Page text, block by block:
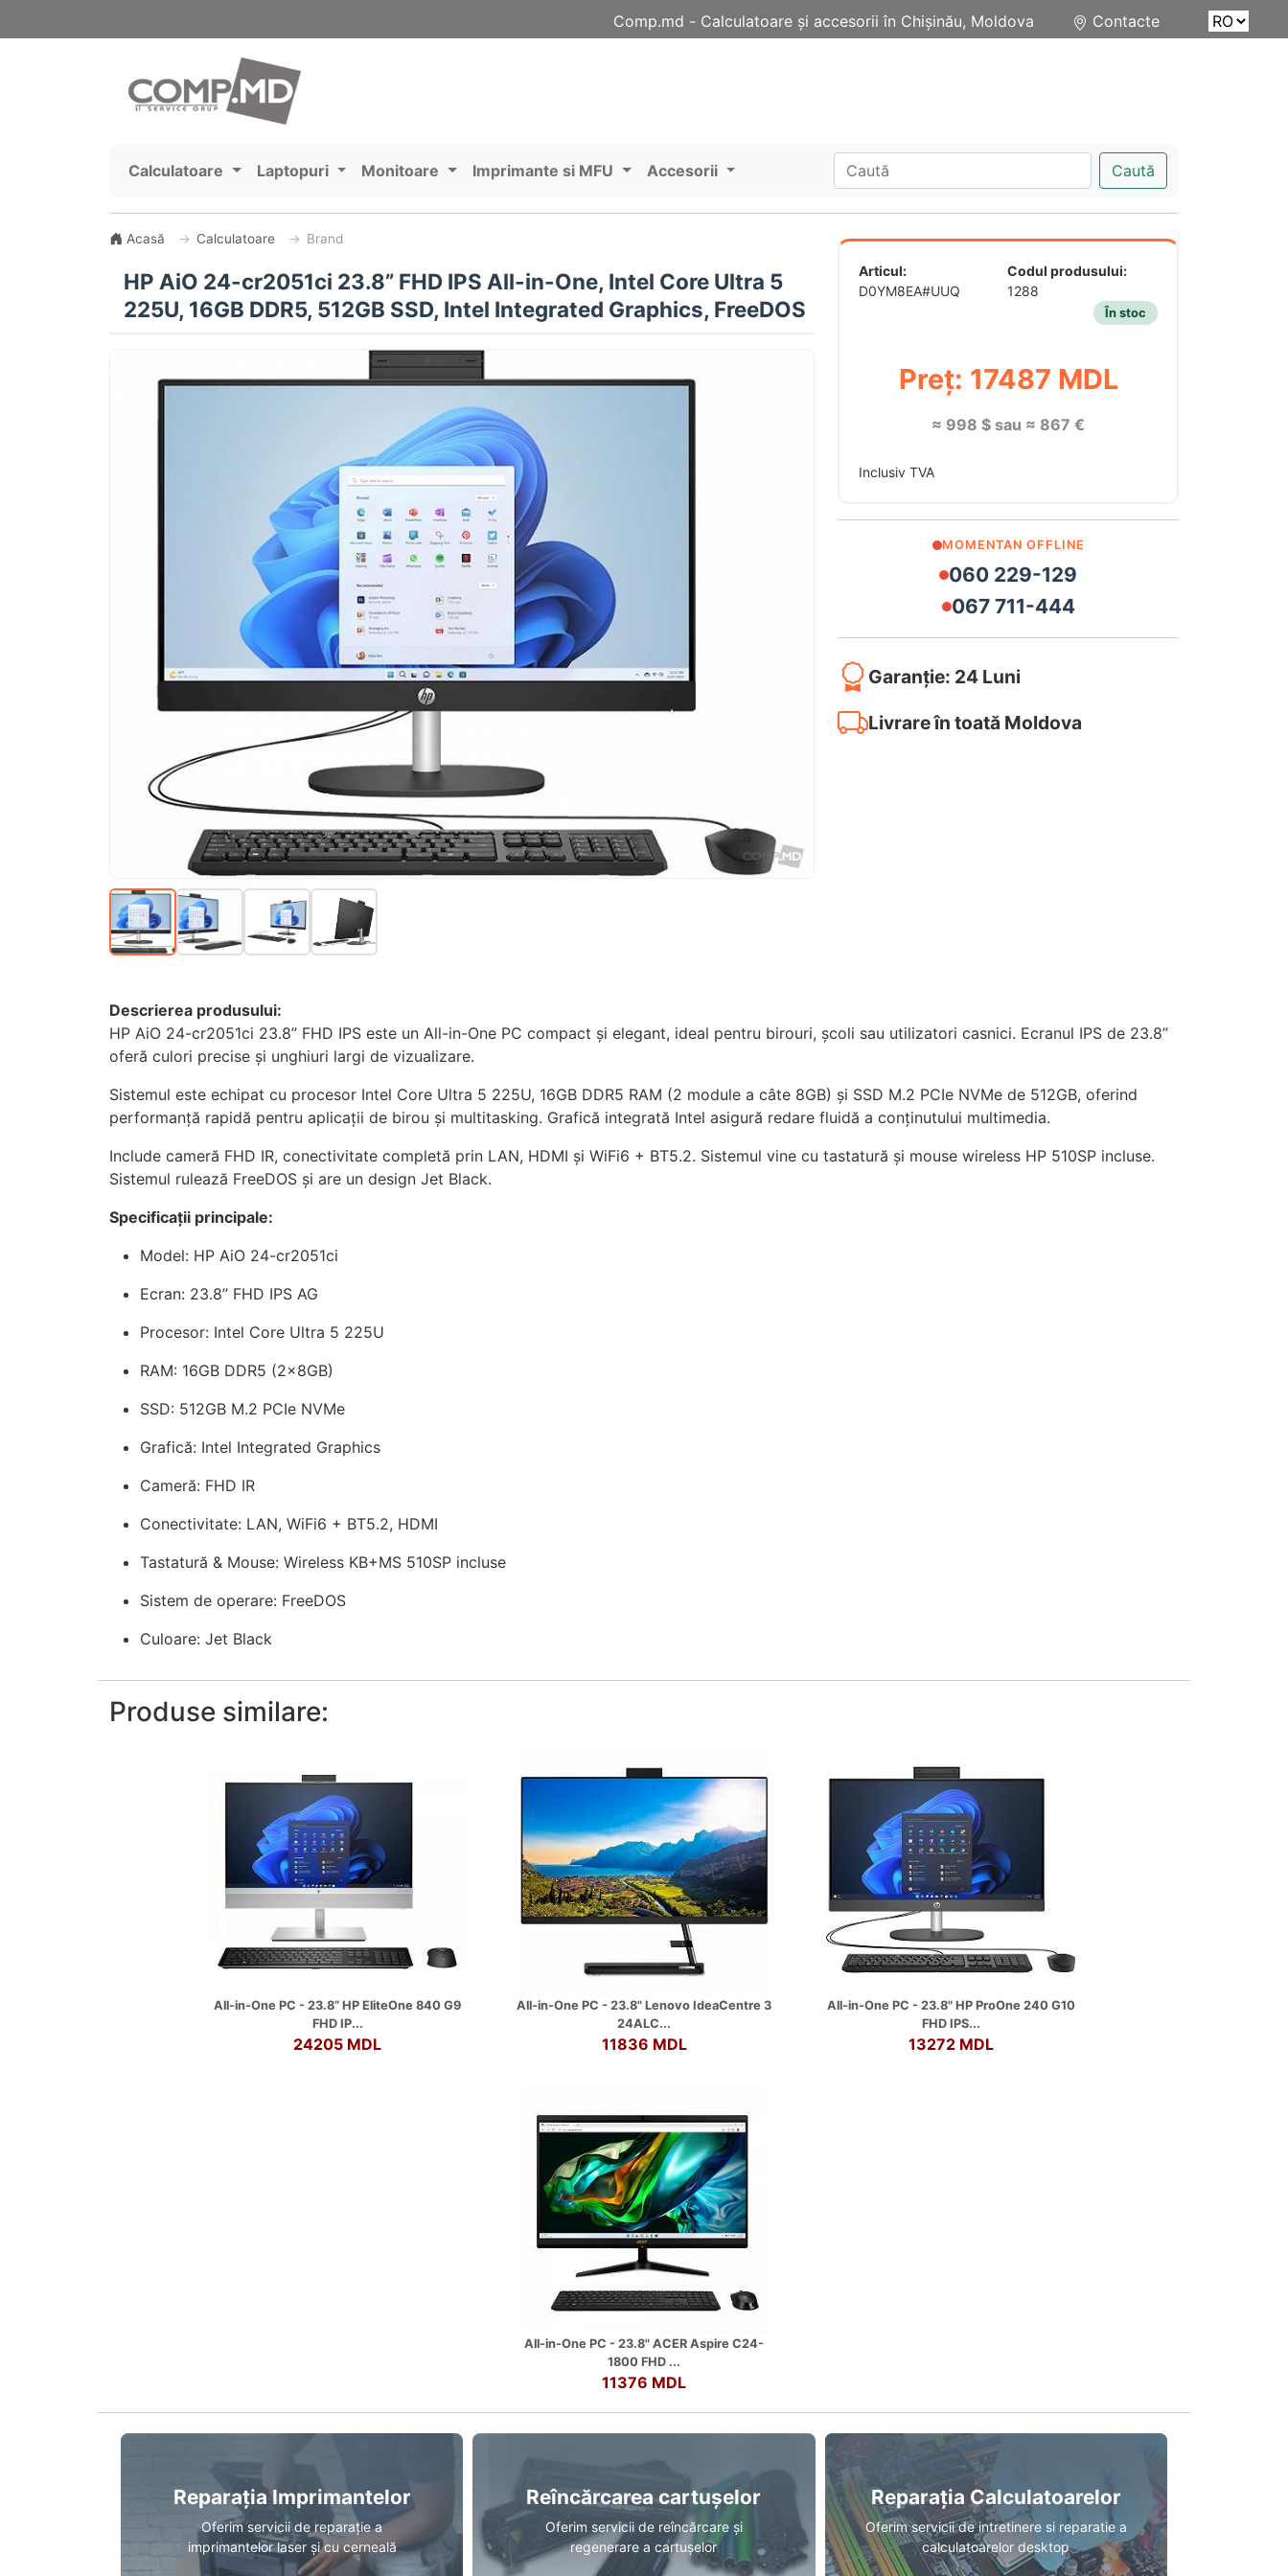
Contacte
Comp.md - Сalculatoare și accesorii în Chișinău, Moldova
Calculatoare Laptopuri Monitoare Imprimante si MFU Accesorii Caută
Acasă Calculatoare Brand
HP AiO 24-cr2051ci 23.8” FHD IPS All-in-One, Intel Core Ultra 5
225U, 16GB DDR5, 512GB SSD, Intel Integrated Graphics, FreeDOS
Articul:
D0YM8EA#UUQ
Codul produsului:
1288
În stoc
Preț: 17487 MDL
≈ 998 $ sau ≈ 867 €
Inclusiv TVA
MOMENTAN OFFLINE
060 229-129
067 711-444
Garanție: 24 Luni
Livrare în toată Moldova
Descrierea produsului:
HP AiO 24-cr2051ci 23.8” FHD IPS este un All-in-One PC compact și elegant, ideal pentru birouri, școli sau utilizatori casnici. Ecranul IPS de 23.8”
oferă culori precise și unghiuri largi de vizualizare.
Sistemul este echipat cu procesor Intel Core Ultra 5 225U, 16GB DDR5 RAM (2 module a câte 8GB) și SSD M.2 PCIe NVMe de 512GB, oferind
performanță rapidă pentru aplicații de birou și multitasking. Grafică integrată Intel asigură redare fluidă a conținutului multimedia.
Include cameră FHD IR, conectivitate completă prin LAN, HDMI și WiFi6 + BT5.2. Sistemul vine cu tastatură și mouse wireless HP 510SP incluse.
Sistemul rulează FreeDOS și are un design Jet Black.
Specificații principale:
Model: HP AiO 24-cr2051ci
Ecran: 23.8” FHD IPS AG
Procesor: Intel Core Ultra 5 225U
RAM: 16GB DDR5 (2x8GB)
SSD: 512GB M.2 PCIe NVMe
Grafică: Intel Integrated Graphics
Cameră: FHD IR
Conectivitate: LAN, WiFi6 + BT5.2, HDMI
Tastatură & Mouse: Wireless KB+MS 510SP incluse
Sistem de operare: FreeDOS
Culoare: Jet Black
Produse similare:
All-in-One PC - 23.8” HP EliteOne 840 G9
FHD IP...
24205 MDL
All-in-One PC - 23.8" Lenovo IdeaCentre 3
24ALC...
11836 MDL
All-in-One PC - 23.8" HP ProOne 240 G10
FHD IPS...
13272 MDL
All-in-One PC - 23.8" ACER Aspire C24-
1800 FHD ...
11376 MDL
Reparația Imprimantelor
Oferim servicii de reparație a
imprimantelor laser și cu cerneală
Reîncărcarea cartușelor
Oferim servicii de reîncărcare și
regenerare a cartușelor
Reparația Calculatoarelor
Oferim servicii de intretinere si reparatie a
calculatoarelor desktop